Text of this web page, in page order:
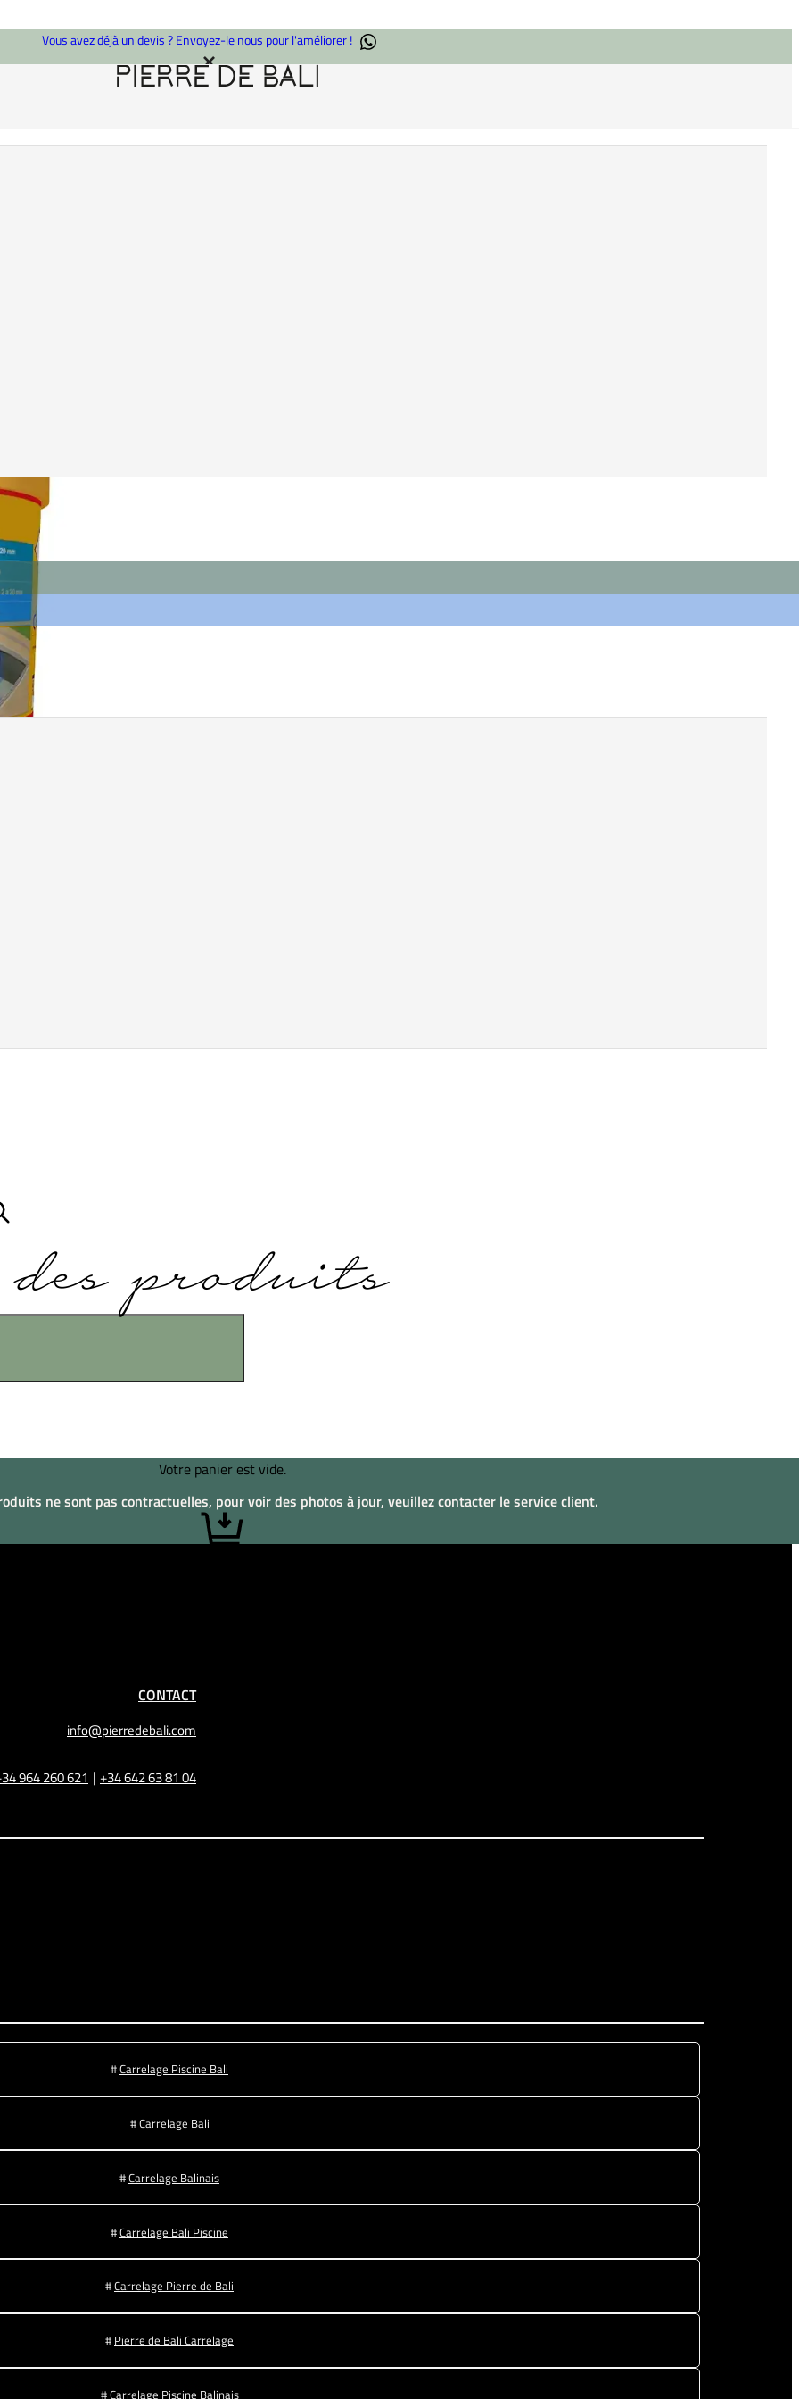
Vous avez déjà un devis ? Envoyez-le nous pour l'améliorer !
produits
Votre panier est vide.
ne sont pas contractuelles, pour voir des photos à jour, veuillez contacter le service client.
CONTACT
info@pierredebali.com
964 260 621 | +34 642 63 81 04
#Carrelage Piscine Bali
#Carrelage Bali
#Carrelage Balinais
#Carrelage Bali Piscine
#Carrelage Pierre de Bali
# Pierre de Bali Carrelage
#Carrelage Piscine Balinais